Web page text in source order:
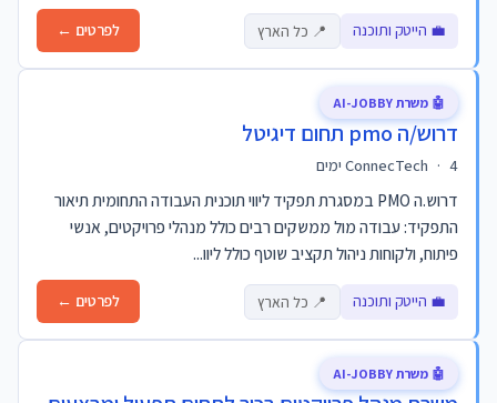
💼 הייטק ותוכנה 📍 כל הארץ לפרטים ←
דרוש/ה pmo תחום דיגיטל
ConnecTech · 4 ימים
דרוש.ה PMO במסגרת תפקיד ליווי תוכנית העבודה התחומית תיאור
התפקיד: עבודה מול ממשקים רבים כולל מנהלי פרויקטים, אנשי
פיתוח, ולקוחות ניהול תקציב שוטף כולל ליוו...
💼 הייטק ותוכנה 📍 כל הארץ לפרטים ←
🤖 משרת AI-JOBBY
🤖 משרת AI-JOBBY